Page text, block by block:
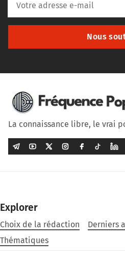
Nous
La connaissance libre, le vrai
Explorer
Choix de la rédaction Derniers
Thématiques